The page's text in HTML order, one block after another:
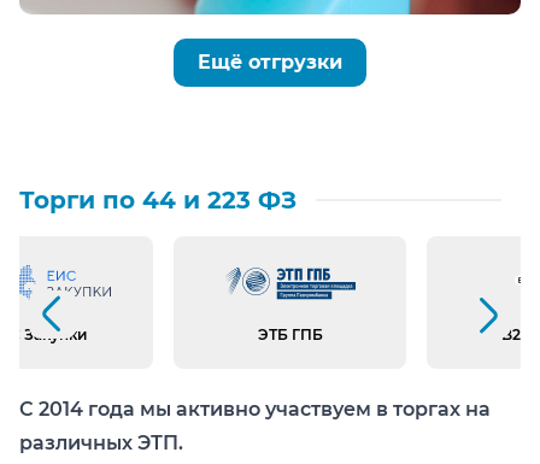
Ещё отгрузки
Торги по 44 и 223 ФЗ
Закупки ЭТБ ГПБ B2B
Предыдущий слайд
Следующий слайд
С 2014 года мы активно участвуем в торгах на
различных ЭТП.